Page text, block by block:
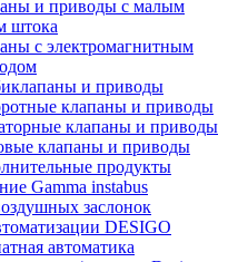
и приводы с малым
штока
с электромагнитным
и приводы
клапаны и приводы
клапаны и приводы
клапаны и приводы
продукты
Gamma instabus
заслонок
DESIGO
автоматика